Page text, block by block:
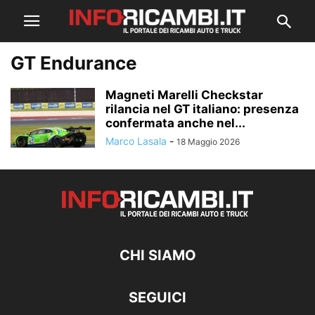
GT Endurance
Magneti Marelli Checkstar
rilancia nel GT italiano: presenza
confermata anche nel...
Marco Lasala - 18 Maggio 2026
CHI SIAMO
SEGUICI